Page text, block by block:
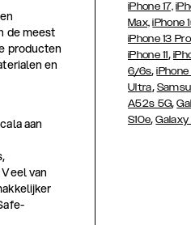
de meest
producten
en
aan
van
iPhone 17,
Max, iPhone
iPhone 13 Pro
iPhone 11,
6/6s,
Ultra,
A52s 5G,
S10e,Galaxy